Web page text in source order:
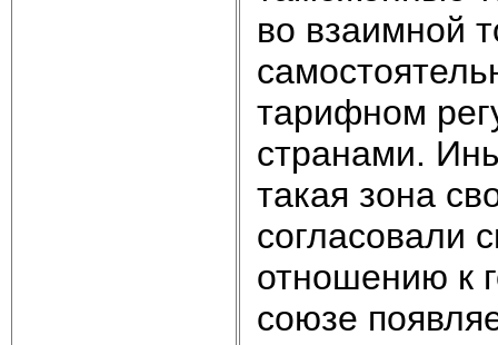
во взаимной
тарифном
странами.
такая зона
согласовали
отношению к
союзе